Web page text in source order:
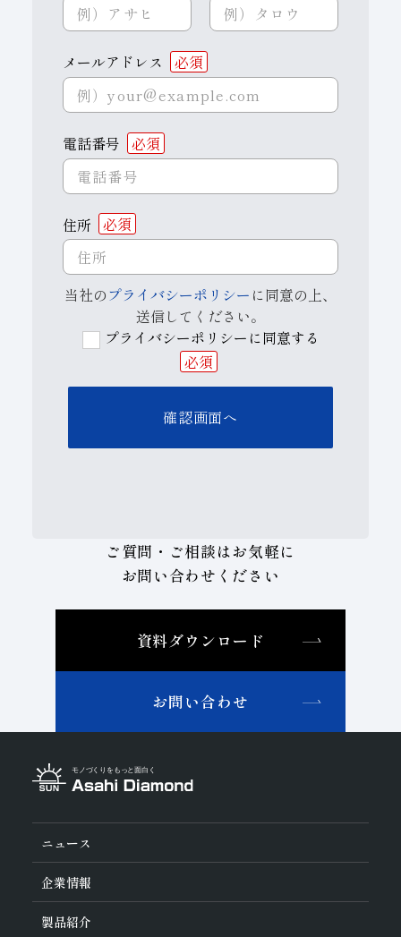
メールアドレス 必須
電話番号 必須
住所 必須
当社のプライバシーポリシー に同意の上、
送信してください。
プライバシーポリシーに同意する
必須
ご質問・ご相談はお気軽に
お問い合わせください
資料ダウンロード
お問い合わせ
ニュース
企業情報
旭ダイヤについて
ダイヤの輪
製品紹介